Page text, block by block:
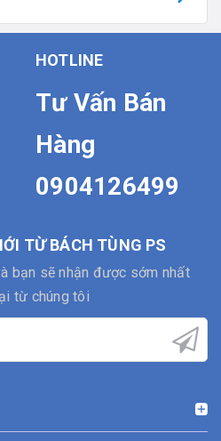
HOTLINE
Tư Vấn Bán
Hàng
0904126499
TỪ BÁCH TÙNG PS
bạn sẽ nhận được sớm nhất
từ chúng tôi